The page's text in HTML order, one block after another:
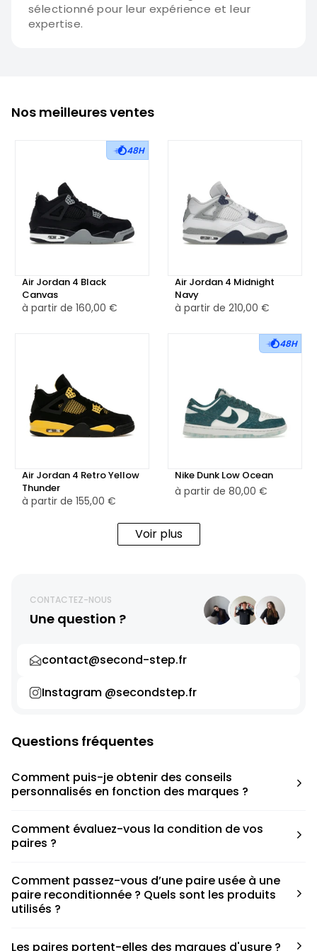
sélectionné pour leur expérience et leur
expertise.
Nos meilleures ventes
48H
Air Jordan 4 Black
Canvas
à partir de 160,00 €
Air Jordan 4 Midnight
Navy
à partir de 210,00 €
Air Jordan 4 Retro Yellow
Thunder
à partir de 155,00 €
48H
Nike Dunk Low Ocean
à partir de 80,00 €
Voir plus
CONTACTEZ-NOUS
Une question ?
contact@second-step.fr
Instagram @secondstep.fr
Questions fréquentes
Comment puis-je obtenir des conseils
personnalisés en fonction des marques ?
pour déterminer la taille appropriée, que ce soit une taille
en dessous, au-dessus ou correspondant à votre taille
Comment évaluez-vous la condition de vos
paires ?
défauts spécifiques de chaque paire.
Comment passez-vous d’une paire usée à une
paire reconditionnée ? Quels sont les produits
utilisés ?
Les paires portent-elles des marques d'usure ?